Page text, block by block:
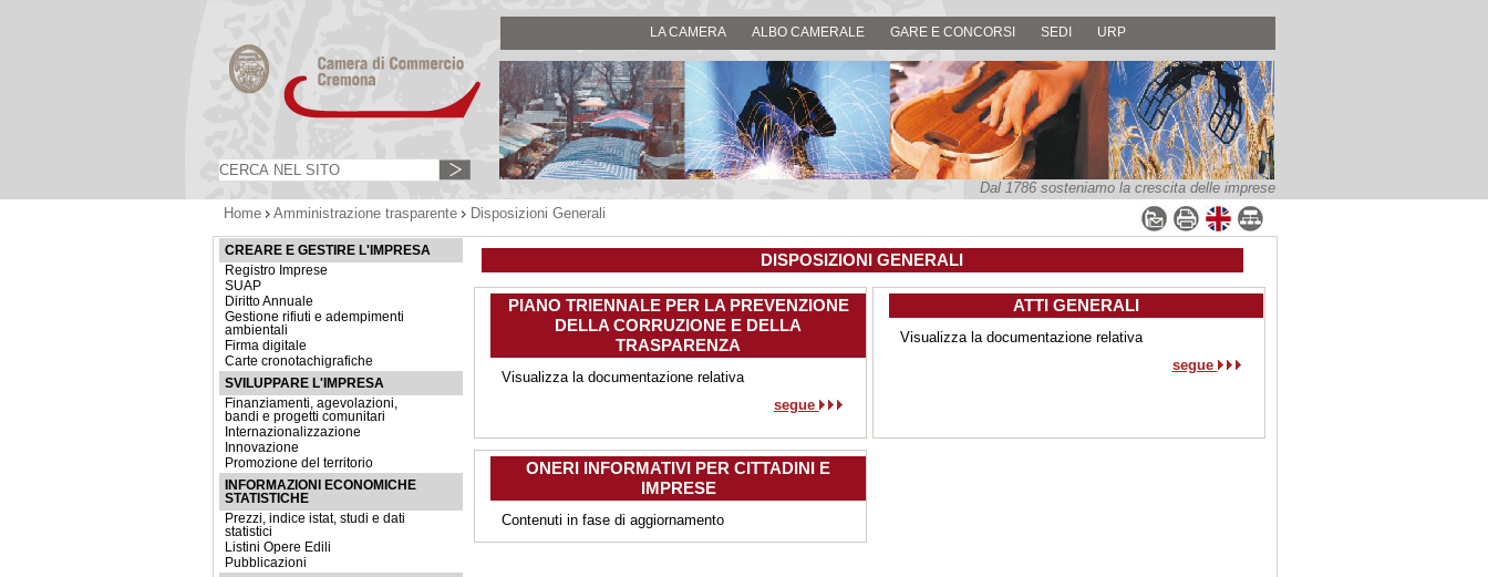
LA CAMERA ALBO CAMERALE GARE E CONCORSI SEDI URP
Dal 1786 sosteniamo la crescita delle imprese
Home
Amministrazione trasparente Disposizioni Generali
CREARE E GESTIRE L'IMPRESA
Registro Imprese
SUAP
Diritto Annuale
Gestione rifiuti e adempimenti
ambientali
Firma digitale
Carte cronotachigrafiche
SVILUPPARE L'IMPRESA
Finanziamenti, agevolazioni,
bandi e progetti comunitari
Internazionalizzazione
Innovazione
Promozione del territorio
INFORMAZIONI ECONOMICHE
STATISTICHE
Prezzi, indice istat, studi e dati
statistici
Listini Opere Edili
Pubblicazioni
DISPOSIZIONI GENERALI
PIANO TRIENNALE PER LA PREVENZIONE
DELLA CORRUZIONE E DELLA
TRASPARENZA
Visualizza la documentazione relativa
segue
ATTI GENERALI
Visualizza la documentazione relativa
segue
ONERI INFORMATIVI PER CITTADINI E
IMPRESE
Contenuti in fase di aggiornamento